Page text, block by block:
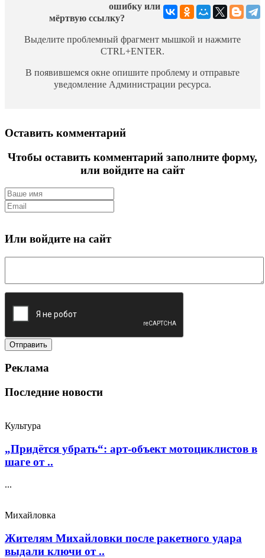
ошибку или
мёртвую ссылку?
Выделите проблемный фрагмент мышкой и нажмите
CTRL+ENTER.
В появившемся окне опишите проблему и отправьте
уведомление Администрации ресурса.
Оставить комментарий
Чтобы оставить комментарий заполните форму,
или войдите на сайт
Или войдите на сайт
Реклама
Последние новости
Культура
„Придётся убрать“: арт‑объект мотоциклистов в
шаге от ..
...
Михайловка
Жителям Михайловки после ракетного удара
выдали ключи от ..